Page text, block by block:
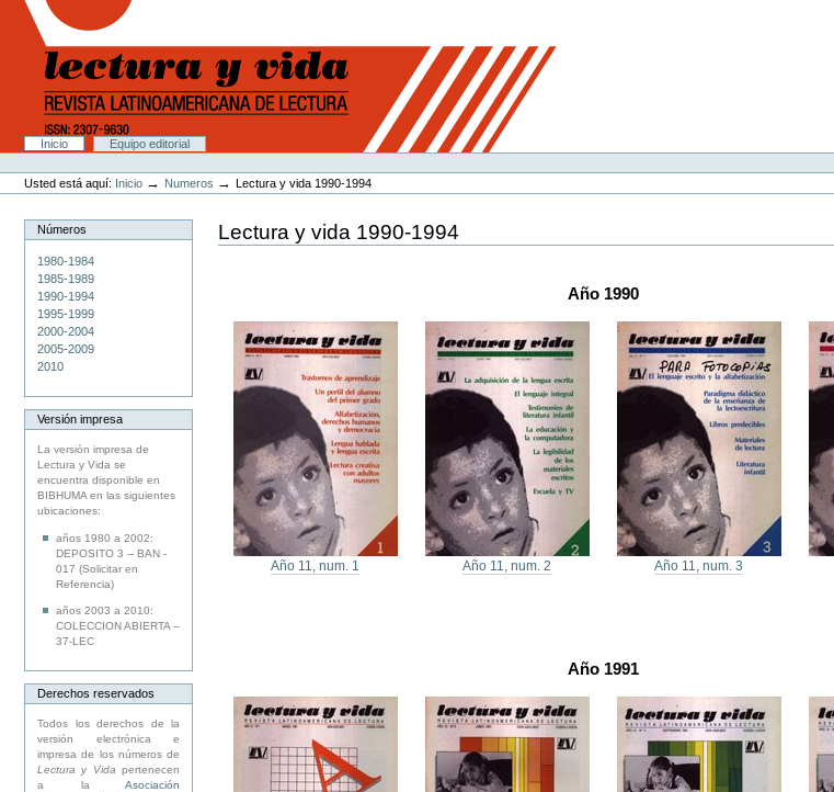
Cambiar
contenido.
navegación
Secciones
Inicio
Equipo editorial
Herramientas
Personales
Usted está aquí: Inicio → Numeros →Lectura y vida 1990-1994
Números
1980-1984
1985-1989
1990-1994
1995-1999
2000-2004
2005-2009
2010
Versión impresa
La versión impresa de
Lectura y Vida se
encuentra disponible en
BIBHUMA en las siguientes
ubicaciones:
años 1980 a 2002:
DEPOSITO 3 -- BAN -
017 (Solicitar en
Referencia)
años 2003 a 2010:
COLECCION ABIERTA --
37-LEC
Derechos reservados
Todos los derechos de la
versión electrónica e
impresa de los números de
Lectura y Vida pertenecen
a la Asociación
Lectura y vida 1990-1994
Año 1990
Año 11, num. 1 Año 11, num. 2 Año 11, num. 3
Año 1991